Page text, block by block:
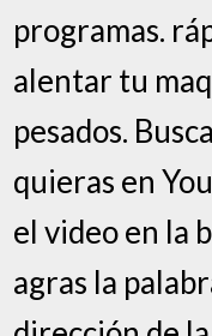
programas.
alentar tu
pesados.
quieras en
el video en la
agras la